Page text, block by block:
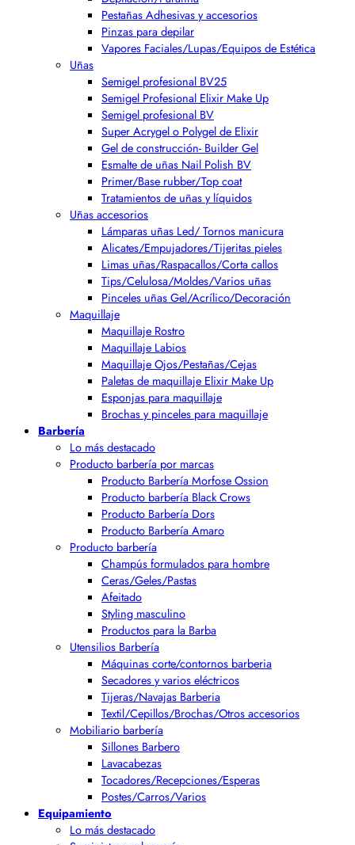
Pestañas Adhesivas y accesorios
Pinzas para depilar
Vapores Faciales/Lupas/Equipos de Estética
Uñas
Semigel profesional BV25
Semigel Profesional Elixir Make Up
Semigel profesional BV
Super Acrygel o Polygel de Elixir
Gel de construcción- Builder Gel
Esmalte de uñas Nail Polish BV
Primer/Base rubber/Top coat
Tratamientos de uñas y líquidos
Uñas accesorios
Lámparas uñas Led/ Tornos manicura
Alicates/Empujadores/Tijeritas pieles
Limas uñas/Raspacallos/Corta callos
Tips/Celulosa/Moldes/Varios uñas
Pinceles uñas Gel/Acrílico/Decoración
Maquillaje
Maquillaje Rostro
Maquillaje Labios
Maquillaje Ojos/Pestañas/Cejas
Paletas de maquillaje Elixir Make Up
Esponjas para maquillaje
Brochas y pinceles para maquillaje
Barbería
Lo más destacado
Producto barbería por marcas
Producto Barbería Morfose Ossion
Producto barbería Black Crows
Producto Barbería Dors
Producto Barbería Amaro
Producto barbería
Champús formulados para hombre
Ceras/Geles/Pastas
Afeitado
Styling masculino
Productos para la Barba
Utensilios Barbería
Máquinas corte/contornos barberia
Secadores y varios eléctricos
Tijeras/Navajas Barberia
Textil/Cepillos/Brochas/Otros accesorios
Mobiliario barbería
Sillones Barbero
Lavacabezas
Tocadores/Recepciones/Esperas
Postes/Carros/Varios
Equipamiento
Lo más destacado